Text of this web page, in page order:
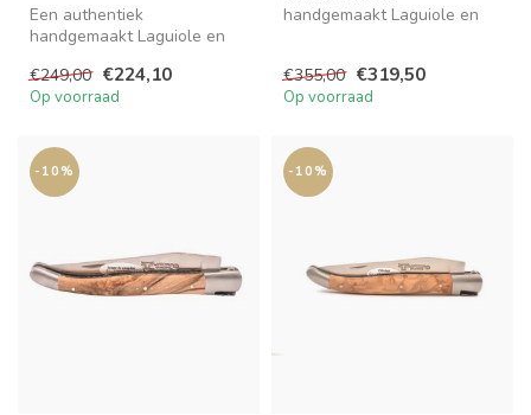
Een authentiek
handgemaakt Laguiole en
kwaliteit met prachti...
€249,00 €224,10
Op voorraad
handgemaakt Laguiole en
€355,00 €319,50
Op voorraad
-10% -10%